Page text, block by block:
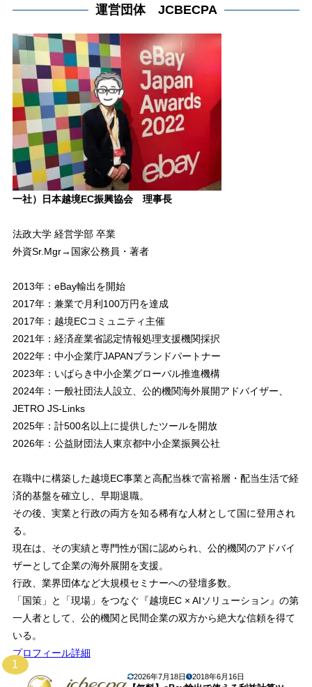
運営団体 JCBECPA
一社）日本越境EC振興協会 理事長
法政大学 経営学部 卒業
外資Sr.Mgr→国家公務員・著者
2013年：eBay輸出を開始
2017年：兼業で月利100万円を達成
2017年：越境ECコミュニティ主催
2021年：経済産業省認定情報処理支援機関採択
2022年：中小企業庁JAPANブランドパートナー
2023年：いばらき中小企業グローバル推進機構
2024年：一般社団法人設立、公的機関海外展開アドバイザー、
JETRO JS-Links
2025年：計500名以上に提供したツールを開放
2026年：公益財団法人東京都中小企業振興公社
在職中に構築した越境EC事業と高配当株で富裕層・配当生活で経
済的基盤を確立し、早期退職。
その後、実業と行政の両方を知る稀有な人材として国に登用され
る。
現在は、その実績と専門性が国に認められ、公的機関のアドバイ
ザーとして企業の海外展開を支援。
行政、業界団体など大規模セミナーへの登壇多数。
「国策」と「現場」をつなぐ『越境EC × AIソリューション』の第
一人者として、公的機関と民間企業の双方から絶大な信頼を得て
いる。
プロフィール詳細
1
2026年7月18日 2018年6月16日